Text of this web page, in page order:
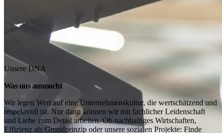
Unsere DNA
Was uns ausmacht
Wir legen Wert auf eine Unternehmenskultur, die wertschätzend und
respektvoll ist. Nur dann können wir mit fachlicher Leidenschaft
und Liebe zum Detail arbeiten. Ob nachhaltiges Wirtschaften,
Effizienz als Grundprinzip oder unsere sozialen Projekte: Finde